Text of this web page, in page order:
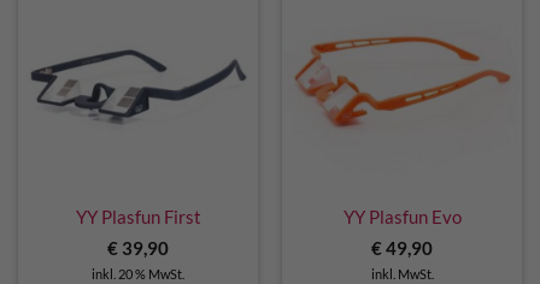
YY Plasfun First
€ 39,90
inkl. 20 % MwSt.
YY Plasfun Evo
€49,90
inkl. MwSt.